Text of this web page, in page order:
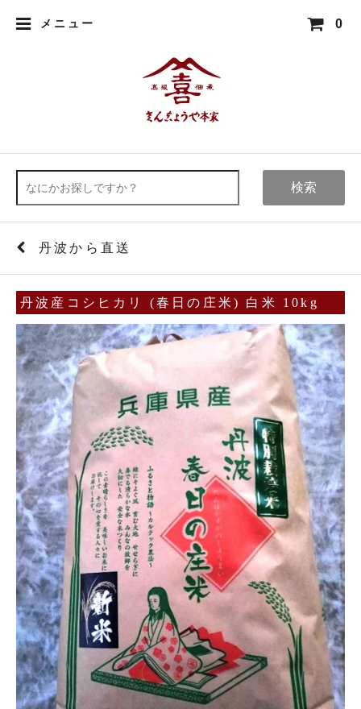
メニュー 0
検索
丹波から直送
丹波産コシヒカリ (春日の庄米) 白米 10kg